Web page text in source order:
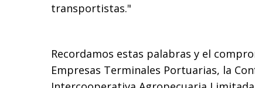
transportistas."
Recordamos estas palabras y el
Empresas Terminales Portuarias, la